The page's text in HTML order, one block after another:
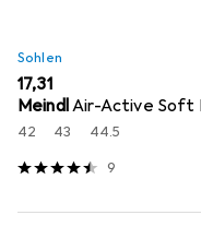
Sohlen
EUR
17,31
MeindlAir-Active Soft
42 43 44.5
9